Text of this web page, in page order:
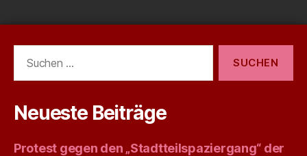
nach:
Neueste Beiträge
Protest gegen den „Stadtteilspaziergang“ der